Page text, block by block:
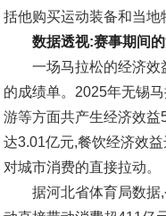
括他购买运动装备和当地
数据透视:赛事期间
一场马拉松的经济效
的成绩单。2025年无锡
游等方面共产生经济效
达3.01亿元,餐饮经济效
对城市消费的直接拉动。
据河北省体育局数据